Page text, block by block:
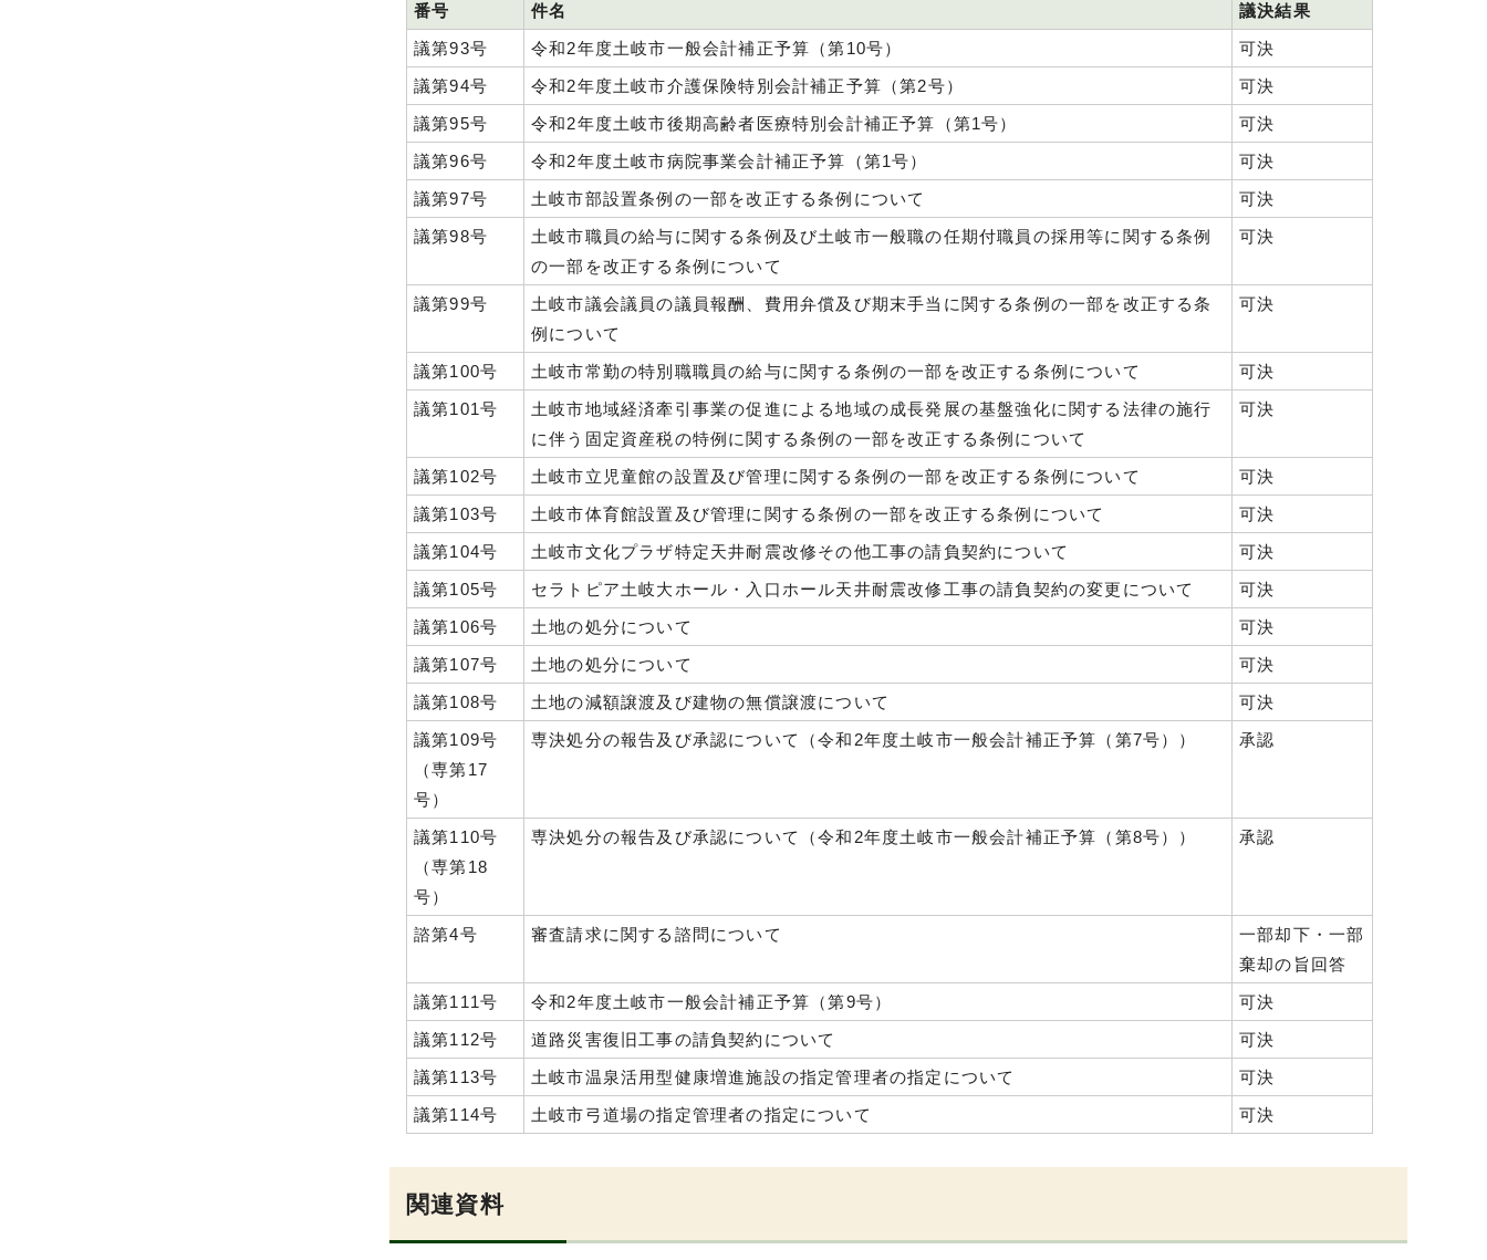
番号 件名
議決結果
議第93号
令和2年度土岐市一般会計補正予算（第10号）
可決
議第94号
令和2年度土岐市介護保険特別会計補正予算（第2号）
可決
議第95号
令和2年度土岐市後期高齢者医療特別会計補正予算（第1号）
可決
議第96号
令和2年度土岐市病院事業会計補正予算（第1号）
可決
議第97号
土岐市部設置条例の一部を改正する条例について
可決
議第98号
土岐市職員の給与に関する条例及び土岐市一般職の任期付職員の採用等に関する条例
の一部を改正する条例について
可決
議第99号
土岐市議会議員の議員報酬、費用弁償及び期末手当に関する条例の一部を改正する条
例について
可決
議第100号 土岐市常勤の特別職職員の給与に関する条例の一部を改正する条例について
可決
議第101号
土岐市地域経済牽引事業の促進による地域の成長発展の基盤強化に関する法律の施行
に伴う固定資産税の特例に関する条例の一部を改正する条例について
可決
議第102号 土岐市立児童館の設置及び管理に関する条例の一部を改正する条例について
可決
議第103号
土岐市体育館設置及び管理に関する条例の一部を改正する条例について
可決
議第104号
土岐市文化プラザ特定天井耐震改修その他工事の請負契約について
可決
議第105号
セラトピア土岐大ホール・入口ホール天井耐震改修工事の請負契約の変更について
可決
議第106号
土地の処分について
可決
議第107号
土地の処分について
可決
議第108号
土地の減額譲渡及び建物の無償譲渡について
可決
議第109号
（専第17
号）
専決処分の報告及び承認について（令和2年度土岐市一般会計補正予算（第7号）） 承認
議第110号
（専第18
号）
専決処分の報告及び承認について（令和2年度土岐市一般会計補正予算（第8号）） 承認
諮第4号 審査請求に関する諮問について
一部却下・一部
棄却の旨回答
議第111号
令和2年度土岐市一般会計補正予算（第9号）
可決
議第112号
道路災害復旧工事の請負契約について
可決
議第113号
土岐市温泉活用型健康増進施設の指定管理者の指定について
可決
議第114号
土岐市弓道場の指定管理者の指定について 可決
関連資料